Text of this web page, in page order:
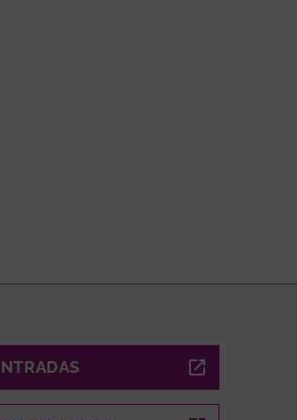
ABRE EN NUEVA VENTANA